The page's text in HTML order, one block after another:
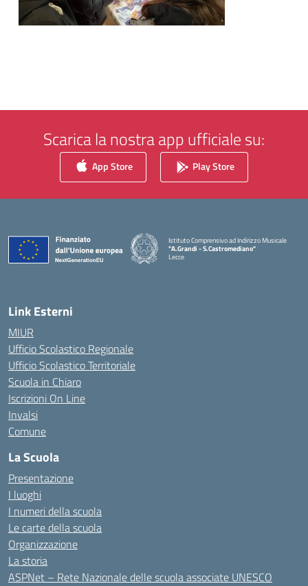
Scarica la nostra app ufficiale su:
App Store Play Store
Istituto Comprensivo ad Indirizzo Musicale
"A.Grandi - S.Castromediano"
Lecce
Link Esterni
MIUR
Ufficio Scolastico Regionale
Ufficio Scolastico Territoriale
Scuola in Chiaro
Iscrizioni On Line
Invalsi
Comune
La Scuola
Presentazione
I luoghi
I numeri della scuola
Le carte della scuola
Organizzazione
La storia
ASPNet – Rete Nazionale delle scuola associate UNESCO